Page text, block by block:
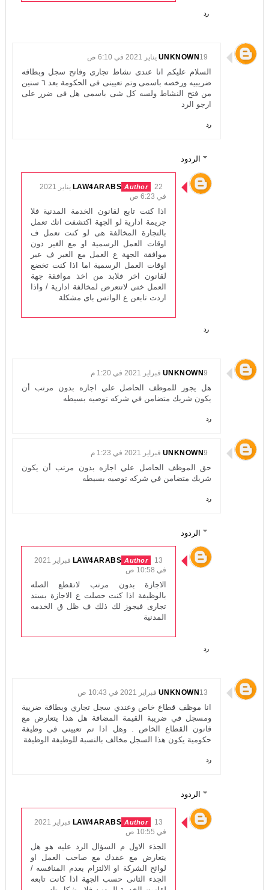
رد
UNKNOWN19 يناير 2021 في 6:10 ص
السلام عليكم انا عندى نشاط تجارى وفاتح سجل وبطاقه
ضريبيه ورخصه باسمى وتم تعيينى فى الحكومة بعد ٦ سنين
من فتح النشاط ولسه كل شى باسمى هل فى ضرر على
ارجو الرد
رد
الردود
LAW4ARABS
22 يناير 2021
في 6:23 ص
اذا كنت تابع لقانون الخدمة المدنية فلا
جريمة ادارية لو الجهة اكتشفت انك تعمل
بالتجارة المخالفة هى لو كنت تعمل ف
اوقات العمل الرسمية او مع الغير دون
موافقة الجهة ع العمل مع الغير ف عير
اوقات العمل الرسمية اما اذا كنت تخضع
لقانون اخر فلابد من اخذ موافقة جهة
العمل ختى لاتتعرض لمخالفة ادارية / واذا
اردت تابعن ع الواتس باى مشكلة
رد
UNKNOWN9 فبراير 2021 في 1:20 م
هل يجوز للموظف الحاصل علي اجازه بدون مرتب أن
يكون شريك متضامن في شركه توصيه بسيطه
رد
UNKNOWN9 فبراير 2021 في 1:23 م
حق الموظف الحاصل علي اجازه بدون مرتب أن يكون
شريك متضامن في شركه توصيه بسيطه
رد
الردود
LAW4ARABS
13 فبراير 2021
في 10:58 ص
الاجازة بدون مرتب لاتقطع الصله
بالوظيفة اذا كنت حصلت ع الاجازة بسند
تجارى فيجوز لك ذلك ف ظل ق الخدمه
المدنية
رد
UNKNOWN 13 فبراير 2021 في 10:43 ص
انا موظف قطاع خاص وعندي سجل تجاري وبطاقة ضريبة
ومسجل في ضريبة القيمة المضافة هل هذا يتعارض مع
قانون القطاع الخاص . وهل اذا تم تعييني في وظيفة
حكومية يكون هذا السجل مخالف بالنسبة للوظيفة الوظيفة
رد
الردود
LAW4ARABS
13 فبراير 2021
في 10:55 ص
الجذء الاول م السؤال الرد عليه هو هل
يتعارض مع عقدك مع صاحب العمل او
لوائح الشركة او الالتزام بعدم المنافسه /
الجذء الثانى حسب الجهة اذا كانت تابعه